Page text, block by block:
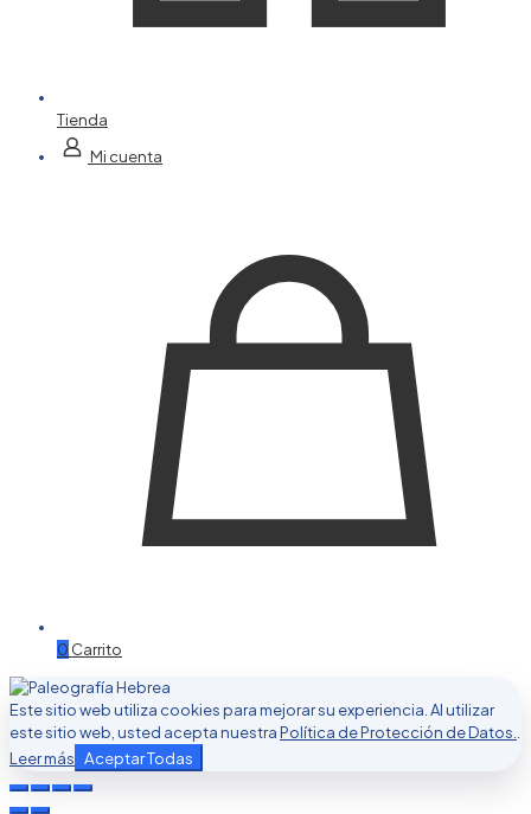
Tienda
Mi cuenta
0 Carrito
Este sitio web utiliza cookies para mejorar su experiencia. Al utilizar
este sitio web, usted acepta nuestraPolítica de Protección de Datos.
Leer más Aceptar Todas